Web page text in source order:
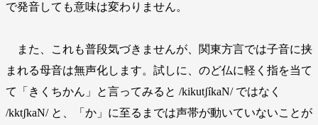
で発音しても意味は変わりません。
また、これも普段気づきませんが、関東方言では子音に挟
まれる母音は無声化します。試しに、のど仏に軽く指を当て
て「きくちかん」と言ってみると /kikutʃíkaN/ ではなく
/kktʃkaN/ と、「か」に至るまでは声帯が動いていないことが